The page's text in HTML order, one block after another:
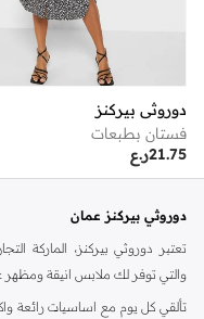
دوروثي بيركنز
فستان بطبعات
ر.ع21.75
دوروثي بيركنز عمان
تعتبر دوروثي بيركنز، الماركة
والتي توفر لك ملابس انيقة
تألقي كل يوم مع اساسيات رائعة